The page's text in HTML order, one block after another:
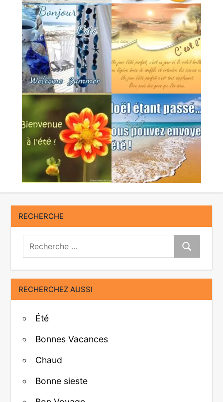
RECHERCHE
Recherche:
Recherche
RECHERCHEZ AUSSI
Été
Bonnes Vacances
Chaud
Bonne sieste